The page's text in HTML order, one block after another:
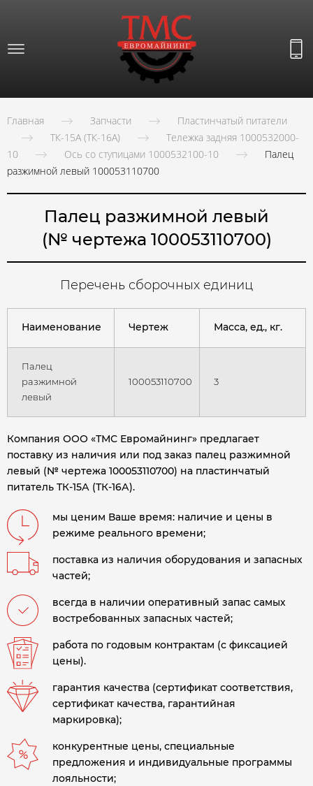
Главная Запчасти
Пластинчатый питатели
ТК-15А (ТК-16А)
Тележка задняя 1000532000-
10
Ось со ступицами 1000532100-10
Палец
разжимной левый 100053110700
Палец разжимной левый
(№ чертежа 100053110700)
Перечень сборочных единиц
Наименование Чертеж Масса, ед., кг.
Палец
разжимной
левый
100053110700 3
Компания ООО «ТМС Евромайнинг» предлагает
поставку из наличия или под заказ палец разжимной
левый (№ чертежа 100053110700) на пластинчатый
питатель ТК-15А (ТК-16А).
мы ценим Ваше время: наличие и цены в
режиме реального времени;
поставка из наличия оборудования и запасных
частей;
всегда в наличии оперативный запас самых
востребованных запасных частей;
работа по годовым контрактам (с фиксацией
цены).
гарантия качества (сертификат соответствия,
сертификат качества, гарантийная
маркировка);
конкурентные цены, специальные
предложения и индивидуальные программы
лояльности;